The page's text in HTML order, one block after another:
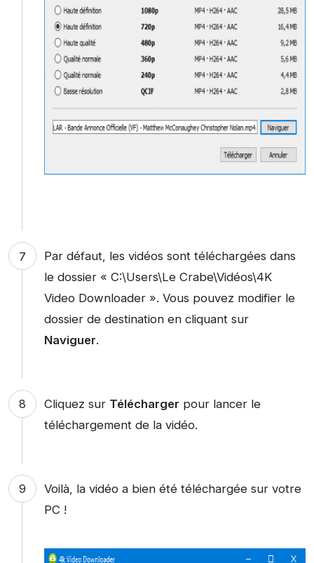
Par défaut, les vidéos sont téléchargées dans
le dossier « C:\Users\Le Crabe\Vidéos\4K
Video Downloader ». Vous pouvez modifier le
dossier de destination en cliquant sur
Naviguer.
Cliquez sur Télécharger pour lancer le
téléchargement de la vidéo.
Voilà, la vidéo a bien été téléchargée sur votre
PC !